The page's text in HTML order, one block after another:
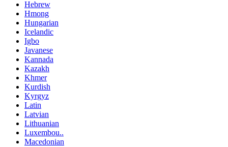
Hebrew
Hmong
Hungarian
Icelandic
Igbo
Javanese
Kannada
Kazakh
Khmer
Kurdish
Kyrgyz
Latin
Latvian
Lithuanian
Luxembou..
Macedonian